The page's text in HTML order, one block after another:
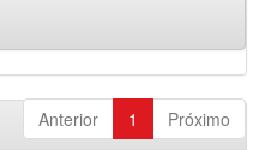
Anterior 1 Próximo